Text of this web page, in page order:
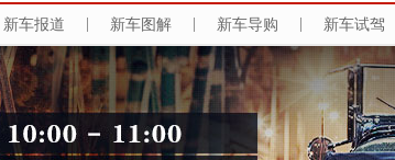
新车报道 新车图解 新车导购 新车试驾